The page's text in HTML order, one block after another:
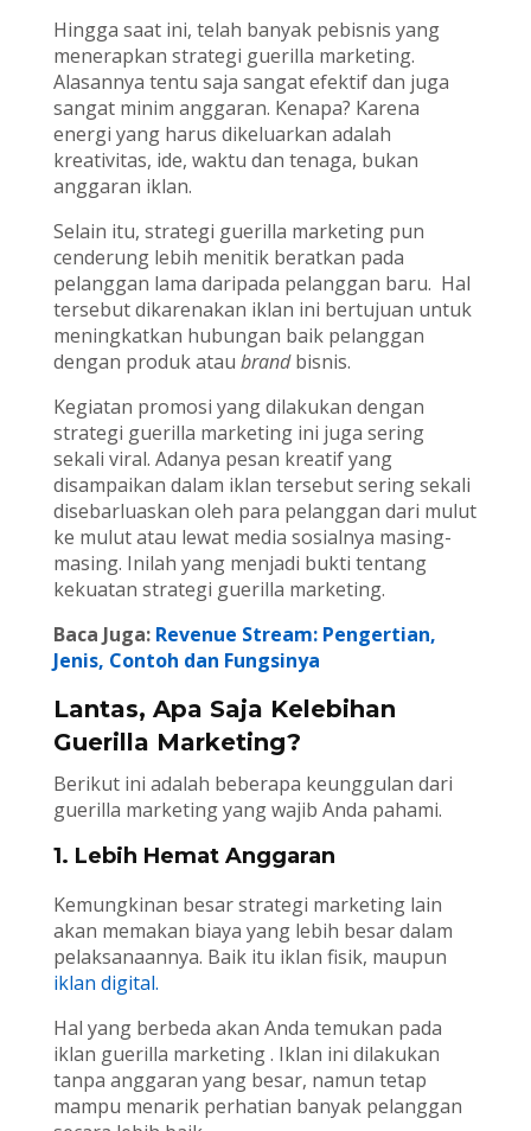
Hingga saat ini, telah banyak pebisnis yang
menerapkan strategi guerilla marketing.
Alasannya tentu saja sangat efektif dan juga
sangat minim anggaran. Kenapa? Karena
energi yang harus dikeluarkan adalah
kreativitas, ide, waktu dan tenaga, bukan
anggaran iklan.
Selain itu, strategi guerilla marketing pun
cenderung lebih menitik beratkan pada
pelanggan lama daripada pelanggan baru. Hal
tersebut dikarenakan iklan ini bertujuan untuk
meningkatkan hubungan baik pelanggan
dengan produk atau brandbisnis.
Kegiatan promosi yang dilakukan dengan
strategi guerilla marketing ini juga sering
sekali viral. Adanya pesan kreatif yang
disampaikan dalam iklan tersebut sering sekali
disebarluaskan oleh para pelanggan dari mulut
ke mulut atau lewat media sosialnya masing-
masing. Inilah yang menjadi bukti tentang
kekuatan strategi guerilla marketing.
Baca Juga: Revenue Stream: Pengertian,
Jenis, Contoh dan Fungsinya
Lantas, Apa Saja Kelebihan
Guerilla Marketing?
Berikut ini adalah beberapa keunggulan dari
guerilla marketing yang wajib Anda pahami.
1. Lebih Hemat Anggaran
Kemungkinan besar strategi marketing lain
akan memakan biaya yang lebih besar dalam
pelaksanaannya. Baik itu iklan fisik, maupun
iklan digital.
Hal yang berbeda akan Anda temukan pada
iklan guerilla marketing . Iklan ini dilakukan
tanpa anggaran yang besar, namun tetap
mampu menarik perhatian banyak pelanggan